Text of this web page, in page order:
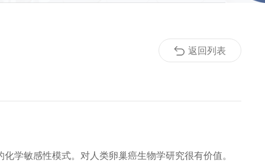
学敏感性模式。对人类卵巢癌生物学研究很有价值。
返回列表